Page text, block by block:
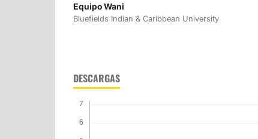
Equipo Wani
Bluefields Indian & Caribbean University
DESCARGAS